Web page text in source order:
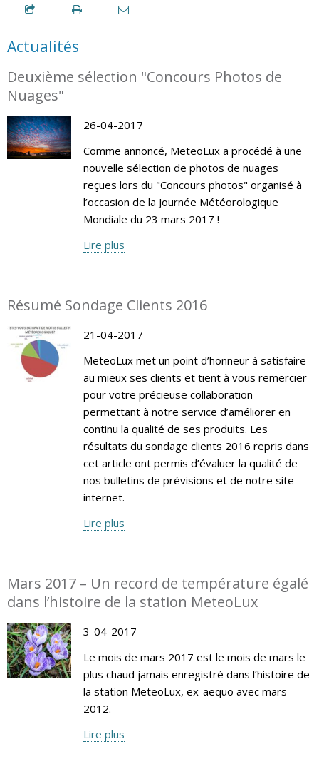
Actualités
Deuxième sélection "Concours Photos de
Nuages"
26-04-2017
Comme annoncé, MeteoLux a procédé à une
nouvelle sélection de photos de nuages
reçues lors du "Concours photos" organisé à
l’occasion de la Journée Météorologique
Mondiale du 23 mars 2017 !
Lire plus
Résumé Sondage Clients 2016
21-04-2017
MeteoLux met un point d’honneur à satisfaire
au mieux ses clients et tient à vous remercier
pour votre précieuse collaboration
permettant à notre service d’améliorer en
continu la qualité de ses produits. Les
résultats du sondage clients 2016 repris dans
cet article ont permis d’évaluer la qualité de
nos bulletins de prévisions et de notre site
internet.
Lire plus
Mars 2017 – Un record de température égalé
dans l’histoire de la station MeteoLux
3-04-2017
Le mois de mars 2017 est le mois de mars le
plus chaud jamais enregistré dans l’histoire de
la station MeteoLux, ex-aequo avec mars
2012.
Lire plus